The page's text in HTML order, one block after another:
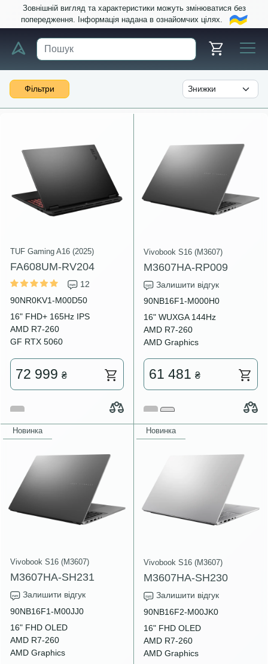
Зовнішній вигляд та характеристики можуть змінюватися без
попередження. Інформація надана в ознайомчих цілях.
Фільтри
TUF Gaming A16 (2025)
FA608UM-RV204
12
90NR0KV1-M00D50
16" FHD+ 165Hz IPS
AMD R7-260
GF RTX 5060
72 999 ₴
Vivobook S16 (M3607)
M3607HA-RP009
Залишити відгук
90NB16F1-M000H0
16" WUXGA 144Hz
AMD R7-260
AMD Graphics
61 481 ₴
Новинка
Vivobook S16 (M3607)
M3607HA-SH231
Залишити відгук
90NB16F1-M00JJ0
16" FHD OLED
AMD R7-260
AMD Graphics
Новинка
Vivobook S16 (M3607)
M3607HA-SH230
Залишити відгук
90NB16F2-M00JK0
16" FHD OLED
AMD R7-260
AMD Graphics